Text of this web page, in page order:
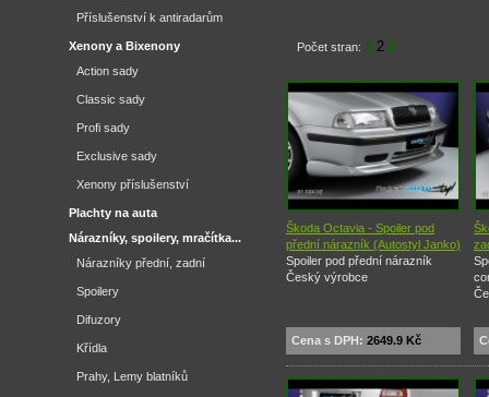
Počet stran: 1 2 3
Škoda Octavia - Spoiler pod
přední nárazník (Autostyl Janko)
Spoiler pod přední nárazník
Český výrobce
Cena s DPH: 2649.9 Kč
Příslušenství k antiradarům
Xenony a Bixenony
Action sady
Classic sady
Profi sady
Exclusive sady
Xenony příslušenství
Plachty na auta
Nárazníky, spoilery, mračítka...
Nárazníky přední, zadní
Spoilery
Difuzory
Křídla
Prahy, Lemy blatníků